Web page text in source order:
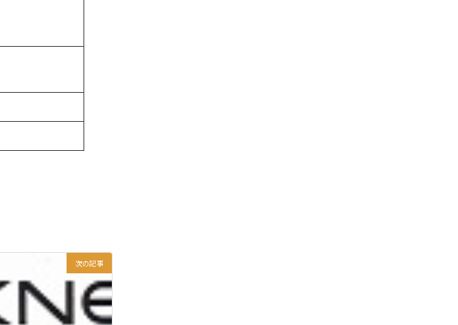
次の記事